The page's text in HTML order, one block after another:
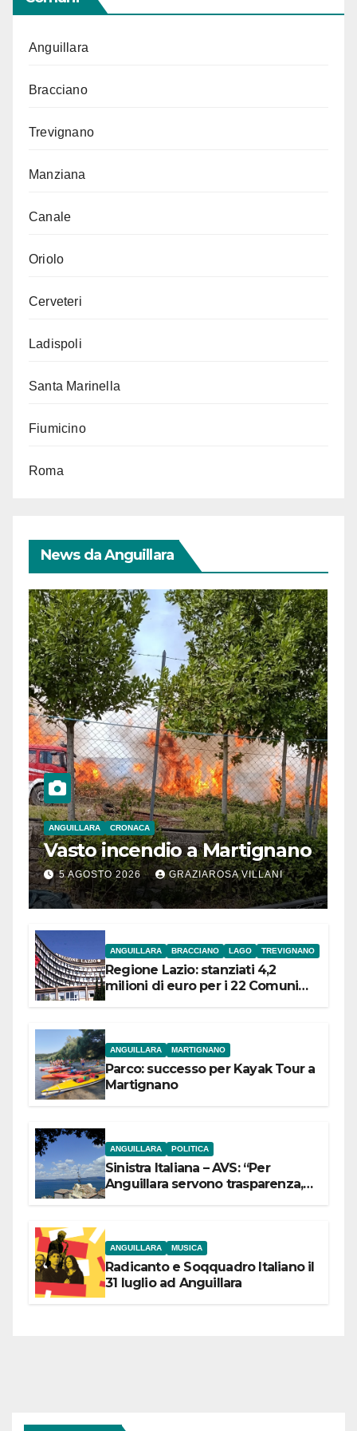
Anguillara
Bracciano
Trevignano
Manziana
Canale
Oriolo
Cerveteri
Ladispoli
Santa Marinella
Fiumicino
Roma
News da Anguillara
ANGUILLARA CRONACA
Vasto incendio a Martignano
5 AGOSTO 2026 GRAZIAROSA VILLANI
ANGUILLARA BRACCIANO LAGO TREVIGNANO
Regione Lazio: stanziati 4,2
milioni di euro per i 22 Comuni
ANGUILLARA MARTIGNANO
Parco: successo per Kayak Tour a
Martignano
ANGUILLARA POLITICA
Sinistra Italiana – AVS: “Per
Anguillara servono trasparenza,
ANGUILLARA MUSICA
Radicanto e Soqquadro Italiano il
31 luglio ad Anguillara